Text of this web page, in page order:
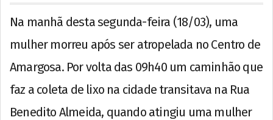
Na manhã desta segunda-feira (18/03), uma
mulher morreu após ser atropelada no Centro de
Amargosa. Por volta das 09h40 um caminhão que
faz a coleta de lixo na cidade transitava na Rua
Benedito Almeida, quando atingiu uma mulher